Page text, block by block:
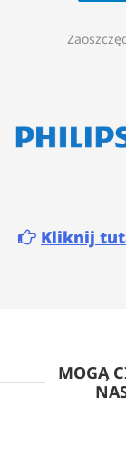
Kliknij
MOGĄ